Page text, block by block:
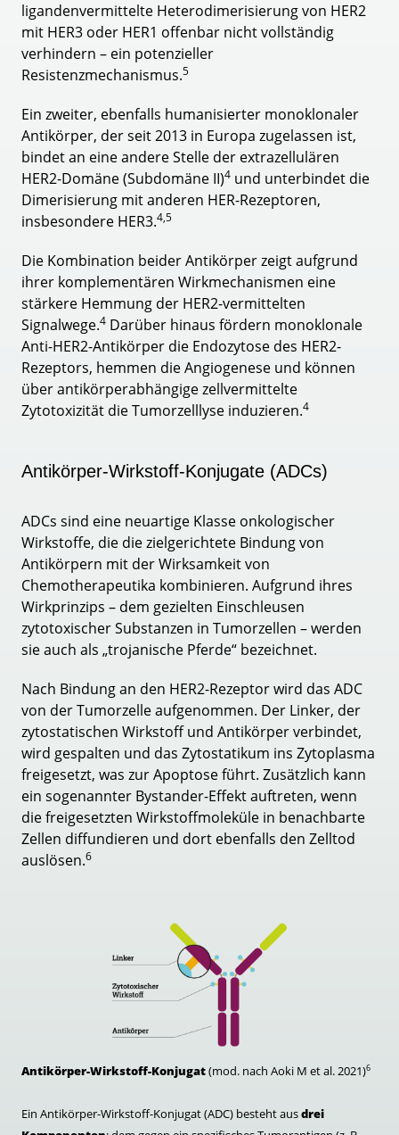
ligandenvermittelte Heterodimerisierung von HER2
mit HER3 oder HER1 offenbar nicht vollständig
verhindern – ein potenzieller
Resistenzmechanismus.5
Ein zweiter, ebenfalls humanisierter monoklonaler
Antikörper, der seit 2013 in Europa zugelassen ist,
bindet an eine andere Stelle der extrazellulären
HER2-Domäne (Subdomäne II)4 und unterbindet die
Dimerisierung mit anderen HER-Rezeptoren,
insbesondere HER3.4,5
Die Kombination beider Antikörper zeigt aufgrund
ihrer komplementären Wirkmechanismen eine
stärkere Hemmung der HER2-vermittelten
Signalwege.4 Darüber hinaus fördern monoklonale
Anti-HER2-Antikörper die Endozytose des HER2-
Rezeptors, hemmen die Angiogenese und können
über antikörperabhängige zellvermittelte
Zytotoxizität die Tumorzelllyse induzieren.4
Antikörper-Wirkstoff-Konjugate (ADCs)
ADCs sind eine neuartige Klasse onkologischer
Wirkstoffe, die die zielgerichtete Bindung von
Antikörpern mit der Wirksamkeit von
Chemotherapeutika kombinieren. Aufgrund ihres
Wirkprinzips – dem gezielten Einschleusen
zytotoxischer Substanzen in Tumorzellen – werden
sie auch als „trojanische Pferde“ bezeichnet.
Nach Bindung an den HER2-Rezeptor wird das ADC
von der Tumorzelle aufgenommen. Der Linker, der
zytostatischen Wirkstoff und Antikörper verbindet,
wird gespalten und das Zytostatikum ins Zytoplasma
freigesetzt, was zur Apoptose führt. Zusätzlich kann
ein sogenannter Bystander-Effekt auftreten, wenn
die freigesetzten Wirkstoffmoleküle in benachbarte
Zellen diffundieren und dort ebenfalls den Zelltod
auslösen.6
Antikörper-Wirkstoff-Konjugat(mod. nach Aoki M et al. 2021)6
Ein Antikörper-Wirkstoff-Konjugat (ADC) besteht ausdrei